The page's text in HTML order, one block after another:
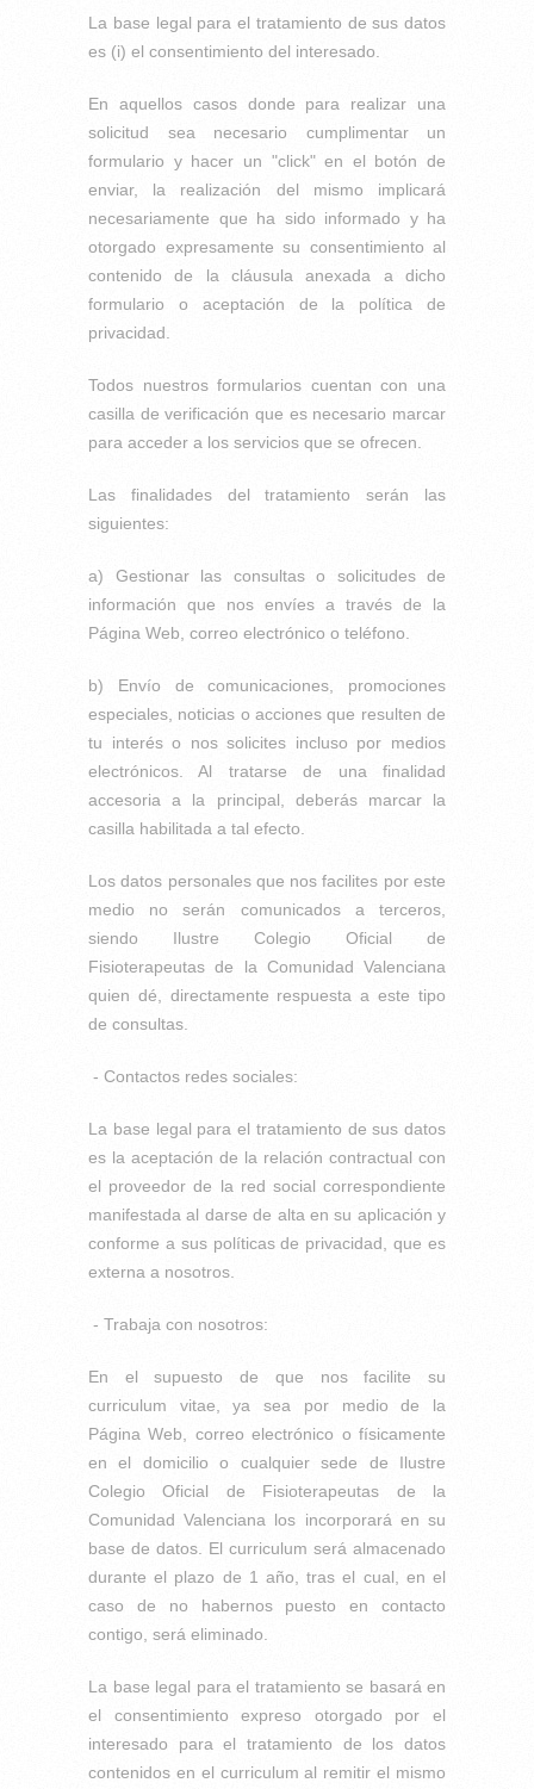
La base legal para el tratamiento de sus datos
es (i) el consentimiento del interesado.
En aquellos casos donde para realizar una
solicitud sea necesario cumplimentar un
formulario y hacer un "click" en el botón de
enviar, la realización del mismo implicará
necesariamente que ha sido informado y ha
otorgado expresamente su consentimiento al
contenido de la cláusula anexada a dicho
formulario o aceptación de la política de
privacidad.
Todos nuestros formularios cuentan con una
casilla de verificación que es necesario marcar
para acceder a los servicios que se ofrecen.
Las finalidades del tratamiento serán las
siguientes:
a) Gestionar las consultas o solicitudes de
información que nos envíes a través de la
Página Web, correo electrónico o teléfono.
b) Envío de comunicaciones, promociones
especiales, noticias o acciones que resulten de
tu interés o nos solicites incluso por medios
electrónicos. Al tratarse de una finalidad
accesoria a la principal, deberás marcar la
casilla habilitada a tal efecto.
Los datos personales que nos facilites por este
medio no serán comunicados a terceros,
siendo Ilustre Colegio Oficial de
Fisioterapeutas de la Comunidad Valenciana
quien dé, directamente respuesta a este tipo
de consultas.
- Contactos redes sociales:
La base legal para el tratamiento de sus datos
es la aceptación de la relación contractual con
el proveedor de la red social correspondiente
manifestada al darse de alta en su aplicación y
conforme a sus políticas de privacidad, que es
externa a nosotros.
- Trabaja con nosotros:
En el supuesto de que nos facilite su
curriculum vitae, ya sea por medio de la
Página Web, correo electrónico o físicamente
en el domicilio o cualquier sede de Ilustre
Colegio Oficial de Fisioterapeutas de la
Comunidad Valenciana los incorporará en su
base de datos. El curriculum será almacenado
durante el plazo de 1 año, tras el cual, en el
caso de no habernos puesto en contacto
contigo, será eliminado.
La base legal para el tratamiento se basará en
el consentimiento expreso otorgado por el
interesado para el tratamiento de los datos
contenidos en el curriculum al remitir el mismo